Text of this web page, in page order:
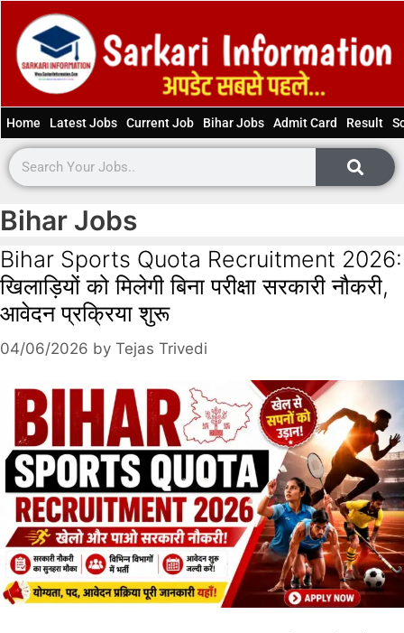
Home Latest Jobs Current Job Bihar Jobs Admit Card Result
Bihar Jobs
Bihar Sports Quota Recruitment 2026:
खिलाड़ियों को मिलेगी बिना परीक्षा सरकारी नौकरी,
आवेदन प्रक्रिया शुरू
04/06/2026 by Tejas Trivedi